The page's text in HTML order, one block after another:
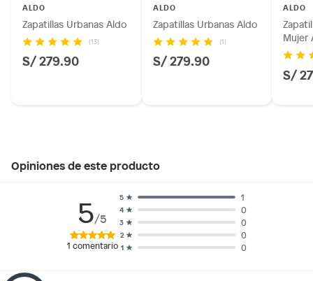
ALDO
Zapatillas Urbanas Aldo
(13)
S/ 279.90
ALDO
Zapatillas Urbanas Aldo
(1)
S/ 279.90
ALDO
Mujer
S/
Opiniones de este producto
5/5
1 comentario 1 0
2 0
3 0
4 0
5 1